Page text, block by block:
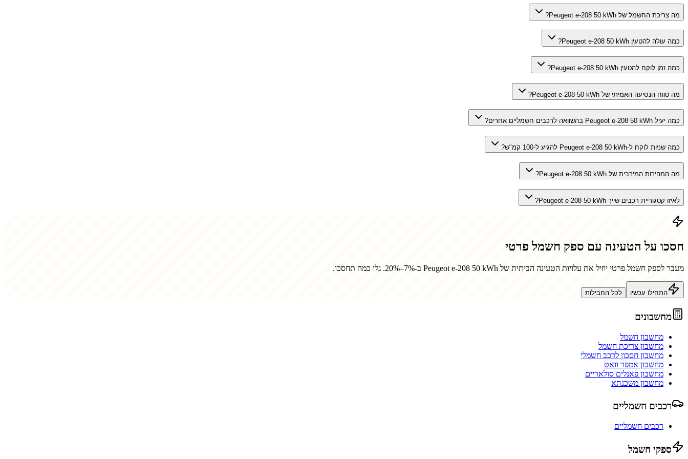
מה צריכת החשמל של Peugeot e-208 50 kWh?
כמה עולה להטעין Peugeot e-208 50 kWh?
כמה זמן לוקח להטעין Peugeot e-208 50 kWh?
מה טווח הנסיעה האמיתי של Peugeot e-208 50 kWh?
כמה יעיל Peugeot e-208 50 kWh בהשוואה לרכבים חשמליים אחרים?
כמה שניות לוקח ל-Peugeot e-208 50 kWh להגיע ל-100 קמ"ש?
מה המהירות המירבית של Peugeot e-208 50 kWh?
לאיזו קטגוריית רכבים שייך Peugeot e-208 50 kWh?
חסכו על הטעינה עם ספק חשמל פרטי
מעבר לספק חשמל פרטי יוזיל את עלויות הטעינה הביתית של Peugeot e-208 50 kWh ב-7%–20%. גלו כמה תחסכו.
התחילו עכשיו לכל החבילות
מחשבונים
מחשבון חשמל
מחשבון צריכת חשמל
מחשבון חסכון לרכב חשמלי
מחשבון אמפר וואט
מחשבון פאנלים סולאריים
מחשבון משכנתא
רכבים חשמליים
רכבים חשמליים
ספקי חשמל